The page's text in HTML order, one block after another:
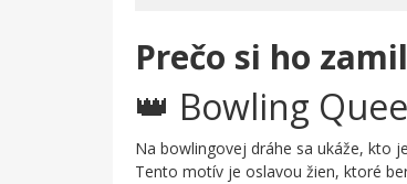
Prečo si ho
👑 Bowling
Na bowlingovej dráhe sa ukáže, kto
Tento motív je oslavou žien, ktoré